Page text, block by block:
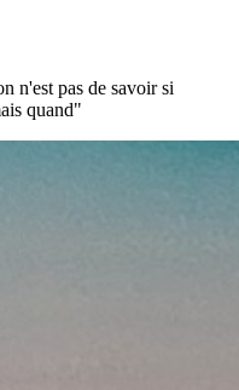
n'est pas de savoir si
quand"